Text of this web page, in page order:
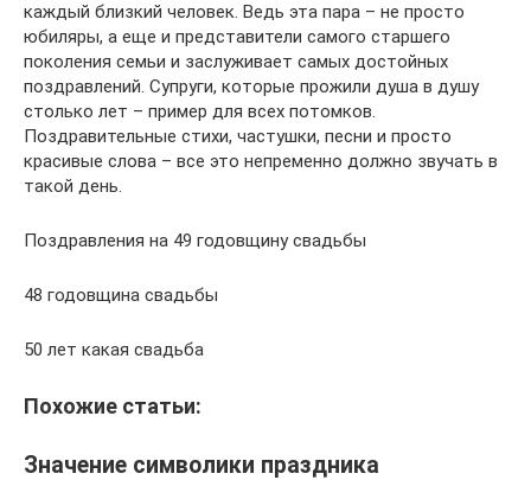
каждый близкий человек. Ведь эта пара – не просто
юбиляры, а еще и представители самого старшего
поколения семьи и заслуживает самых достойных
поздравлений. Супруги, которые прожили душа в душу
столько лет – пример для всех потомков.
Поздравительные стихи, частушки, песни и просто
красивые слова – все это непременно должно звучать в
такой день.
Поздравления на 49 годовщину свадьбы
48 годовщина свадьбы
50 лет какая свадьба
Похожие статьи:
Значение символики праздника